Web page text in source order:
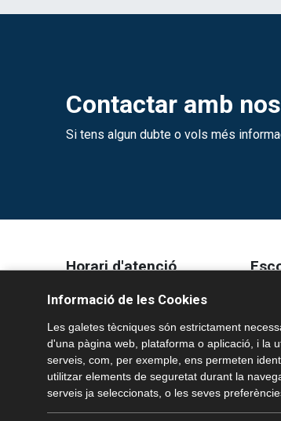
Contactar amb
Si tens algun dubte o vols més
Horari d'atenció
Recepció etapes obligatòries:
Recepció etapes postobligatòries:
De 8:30 h fins les 18:30 h
Informació de les Cookies
Les galetes tècniques són estrictament
d'una pàgina web, plataforma o aplicació, i la
serveis, com, per exemple, ens permeten
utilitzar elements de seguretat durant la
serveis ja seleccionats, o les seves